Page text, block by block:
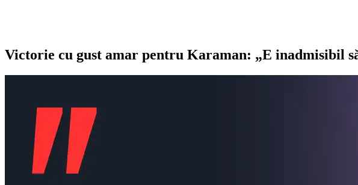
Victorie cu gust amar pentru Karaman: „E inadmisibil